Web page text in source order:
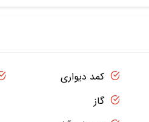
کمد دیواری
گاز